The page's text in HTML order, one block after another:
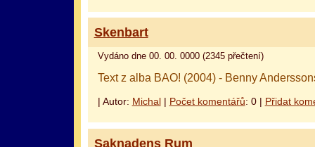
Skenbart
Vydáno dne 00. 00. 0000 (2345 přečtení)
Text z alba BAO! (2004) - Benny
| Autor: Michal| Počet komentářů: 0 | Přidat
Saknadens Rum